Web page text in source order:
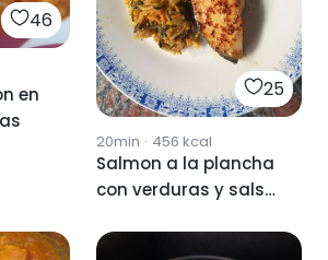
46
en
25
20min · 456 kcal
Salmon a la plancha
con verduras y salsa